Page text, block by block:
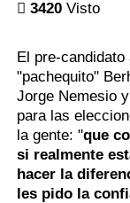
3420 Visto
El pre-
"pachequito"
Jorge Nemesio
para las
la gente: "que
si realmente
hacer la
les pido la